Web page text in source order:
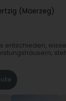
(Mäerzeg)
entschieden,